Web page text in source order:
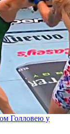
Голловею у